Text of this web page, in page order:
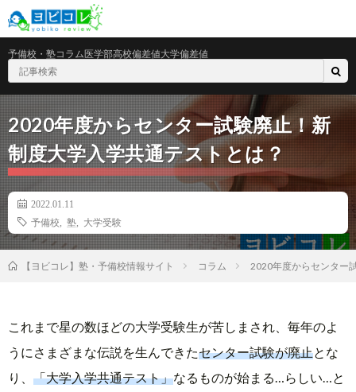
予備校・塾コラム医学部高校偏差値大学偏差値
2020年度からセンター試験廃止！新
制度大学入学共通テストとは？
2022.01.11
予備校
塾 大学受験
【ヨビコレ】塾・予備校情報サイト コラム 2020年度からセンター
これまで星の数ほどの大学受験生が苦しまされ、毎年のよ
うにさまざまな伝説を生んできたセンター試験が廃止とな
り、 「大学入学共通テスト」なるものが始まる…らしい…と